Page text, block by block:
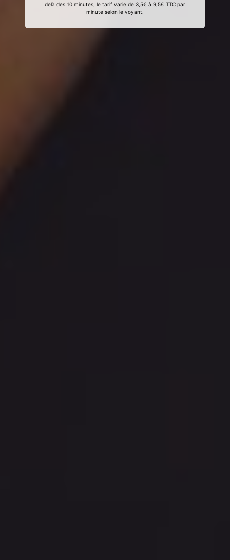
delà des 10 minutes, le tarif varie de 3,5€ à 9,5€ TTC par
minute selon le voyant.